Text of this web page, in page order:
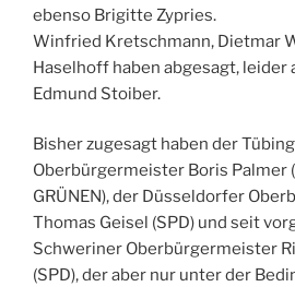
ebenso Brigitte Zypries.
Winfried Kretschmann, Dietmar
Haselhoff haben abgesagt, leider
Edmund Stoiber.
Bisher zugesagt haben der
Oberbürgermeister Boris Palmer
GRÜNEN), der Düsseldorfer
Thomas Geisel (SPD) und seit
Schweriner Oberbürgermeister
(SPD), der aber nur unter der